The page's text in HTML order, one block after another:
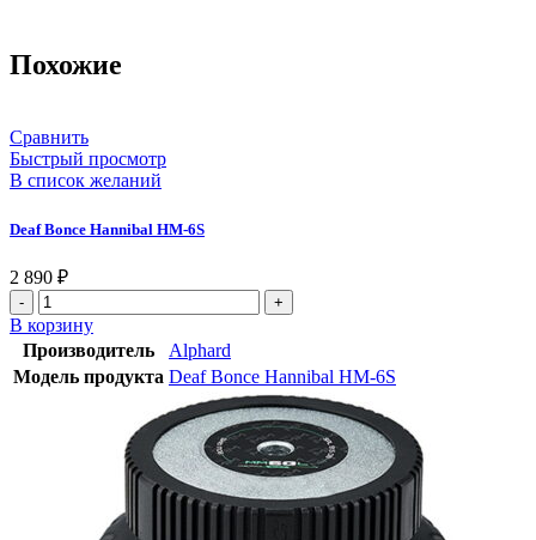
Похожие
Сравнить
Быстрый просмотр
В список желаний
Deaf Bonce Hannibal HM-6S
2 890 ₽
Количество
товара
Deaf
Bonce
Hannibal
В корзину
Производитель
Alphard
Модель продукта Deaf Bonce Hannibal HM-6S